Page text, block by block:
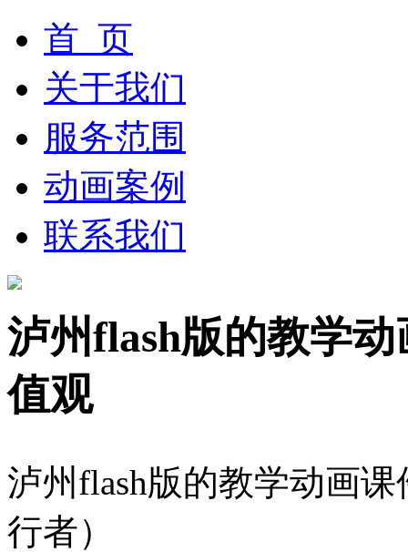
首 页
关于我们
服务范围
动画案例
联系我们
泸州flash版的教学
值观
泸州flash版的教学动画
行者）